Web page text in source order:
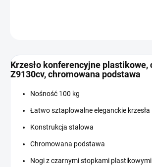
Krzesło konferencyjne plastikowe,
Z9130cv, chromowana podstawa
Nośność 100 kg
Łatwo sztaplowalne eleganckie krzesła
Konstrukcja stalowa
Chromowana podstawa
Nogi z czarnymi stopkami plastikowymi